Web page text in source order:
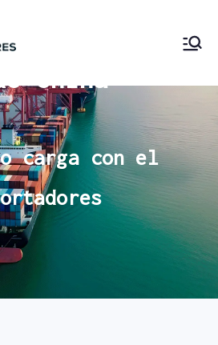
Importadore
s Perú
China
carga con el